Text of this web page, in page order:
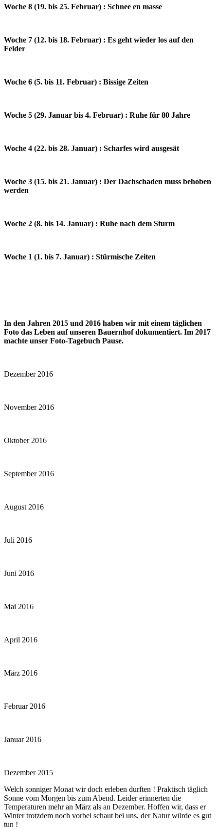
Woche 8 (19. bis 25. Februar) : Schnee en masse
Woche 7 (12. bis 18. Februar) : Es geht wieder los auf den
Felder
Woche 6 (5. bis 11. Februar) : Bissige Zeiten
Woche 5 (29. Januar bis 4. Februar) : Ruhe für 80 Jahre
Woche 4 (22. bis 28. Januar) : Scharfes wird ausgesät
Woche 3 (15. bis 21. Januar) : Der Dachschaden muss behoben
werden
Woche 2 (8. bis 14. Januar) : Ruhe nach dem Sturm
Woche 1 (1. bis 7. Januar) : Stürmische Zeiten
In den Jahren 2015 und 2016 haben wir mit einem täglichen
Foto das Leben auf unseren Bauernhof dokumentiert. Im 2017
machte unser Foto-Tagebuch Pause.
Dezember 2016
November 2016
Oktober 2016
September 2016
August 2016
Juli 2016
Juni 2016
Mai 2016
April 2016
März 2016
Februar 2016
Januar 2016
Dezember 2015
Welch sonniger Monat wir doch erleben durften ! Praktisch täglich
Sonne vom Morgen bis zum Abend. Leider erinnerten die
Temperaturen mehr an März als an Dezember. Hoffen wir, dass er
Winter trotzdem noch vorbei schaut bei uns, der Natur würde es gut
tun !